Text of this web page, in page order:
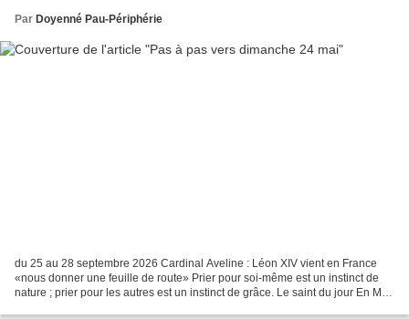
Par Doyenné Pau-Périphérie
du 25 au 28 septembre 2026 Cardinal Aveline : Léon XIV vient en France
«nous donner une feuille de route» Prier pour soi-même est un instinct de
nature ; prier pour les autres est un instinct de grâce. Le saint du jour En Mai,